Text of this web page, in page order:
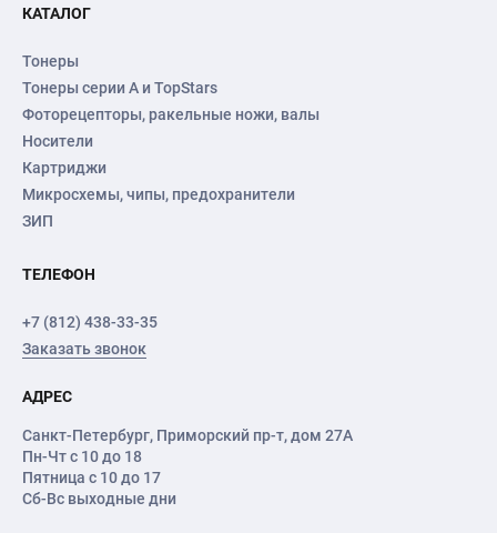
КАТАЛОГ
Тонеры
Тонеры серии А и TopStars
Фоторецепторы, ракельные ножи, валы
Носители
Картриджи
Микросхемы, чипы, предохранители
ЗИП
ТЕЛЕФОН
+7 (812) 438-33-35
Заказать звонок
АДРЕС
Санкт-Петербург, Приморский пр-т, дом 27А
Пн-Чт с 10 до 18
Пятница с 10 до 17
Сб-Вс выходные дни